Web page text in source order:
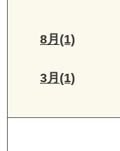
8月(1)
3月(1)